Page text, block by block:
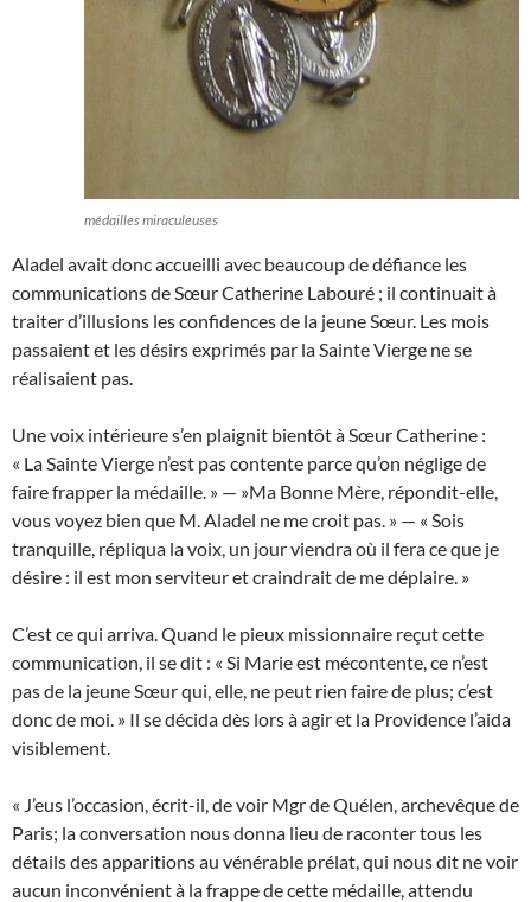
médailles miraculeuses
Aladel avait donc accueilli avec beaucoup de défiance les
communications de Sœur Catherine Labouré ; il continuait à
traiter d’illusions les confidences de la jeune Sœur. Les mois
passaient et les désirs exprimés par la Sainte Vierge ne se
réalisaient pas.
Une voix intérieure s’en plaignit bientôt à Sœur Catherine :
« La Sainte Vierge n’est pas contente parce qu’on néglige de
faire frapper la médaille. » — »Ma Bonne Mère, répondit-elle,
vous voyez bien que M. Aladel ne me croit pas. » — « Sois
tranquille, répliqua la voix, un jour viendra où il fera ce que je
désire : il est mon serviteur et craindrait de me déplaire. »
C’est ce qui arriva. Quand le pieux missionnaire reçut cette
communication, il se dit : « Si Marie est mécontente, ce n’est
pas de la jeune Sœur qui, elle, ne peut rien faire de plus; c’est
donc de moi. » Il se décida dès lors à agir et la Providence l’aida
visiblement.
« J’eus l’occasion, écrit-il, de voir Mgr de Quélen, archevêque de
Paris; la conversation nous donna lieu de raconter tous les
détails des apparitions au vénérable prélat, qui nous dit ne voir
aucun inconvénient à la frappe de cette médaille, attendu